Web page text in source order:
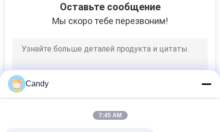
Рамка номерного
знака волокна
углерода
Оставьте сообщение
Мы скоро тебе перезвоним!
Candy
7:45 AM